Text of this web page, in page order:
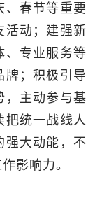
、春节等重要
活动；建强新
、专业服务等
牌；积极引导
，主动参与基
把统一战线人
强大动能，不
影响力。